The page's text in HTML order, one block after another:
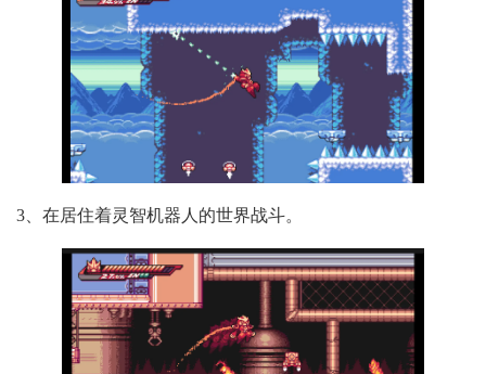
3、在居住着灵智机器人的世界战斗。